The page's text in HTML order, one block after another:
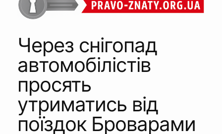
Через снігопад
автомобілістів
просять
утриматись від
поїздок Броварами